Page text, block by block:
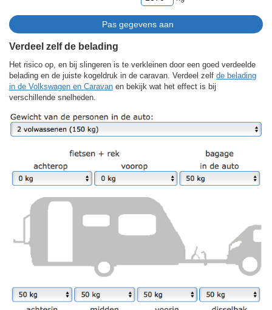
Verdeel zelf de belading
Het risico op, en bij slingeren is te verkleinen door een goed verdeelde
belading en de juiste kogeldruk in de caravan. Verdeel zelf de belading
in de Volkswagen en Caravan en bekijk wat het effect is bij
verschillende snelheden.